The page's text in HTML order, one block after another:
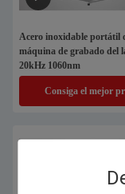
Acero inoxidable portátil
máquina de grabado del
20kHz 1060nm
Consiga el mejor